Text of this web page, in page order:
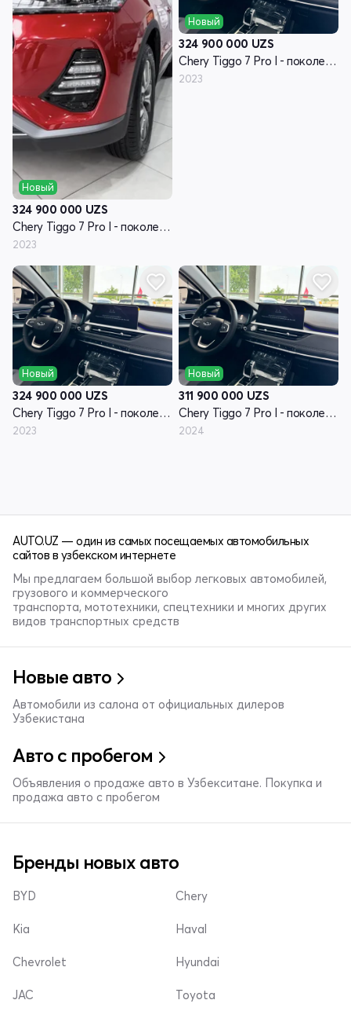
Новый
324 900 000 UZS
Chery Tiggo 7 Pro I - поколение
2023
Новый
324 900 000 UZS
Chery Tiggo 7 Pro I - поколение
2023
Новый
324 900 000 UZS
Chery Tiggo 7 Pro I - поколение
2023
Новый
311 900 000 UZS
Chery Tiggo 7 Pro I - поколение
2024
AUTO.UZ — один из самых посещаемых автомобильных
сайтов в узбекском интернете
Мы предлагаем большой выбор легковых автомобилей,
грузового и коммерческого
транспорта, мототехники, спецтехники и многих других
видов транспортных средств
Новые авто
Автомобили из салона от официальных дилеров
Узбекистана
Авто с пробегом
Объявления о продаже авто в Узбекситане. Покупка и
продажа авто с пробегом
Бренды новых авто
BYD
Kia
Chevrolet
Chery
Haval
Hyundai
JAC Toyota